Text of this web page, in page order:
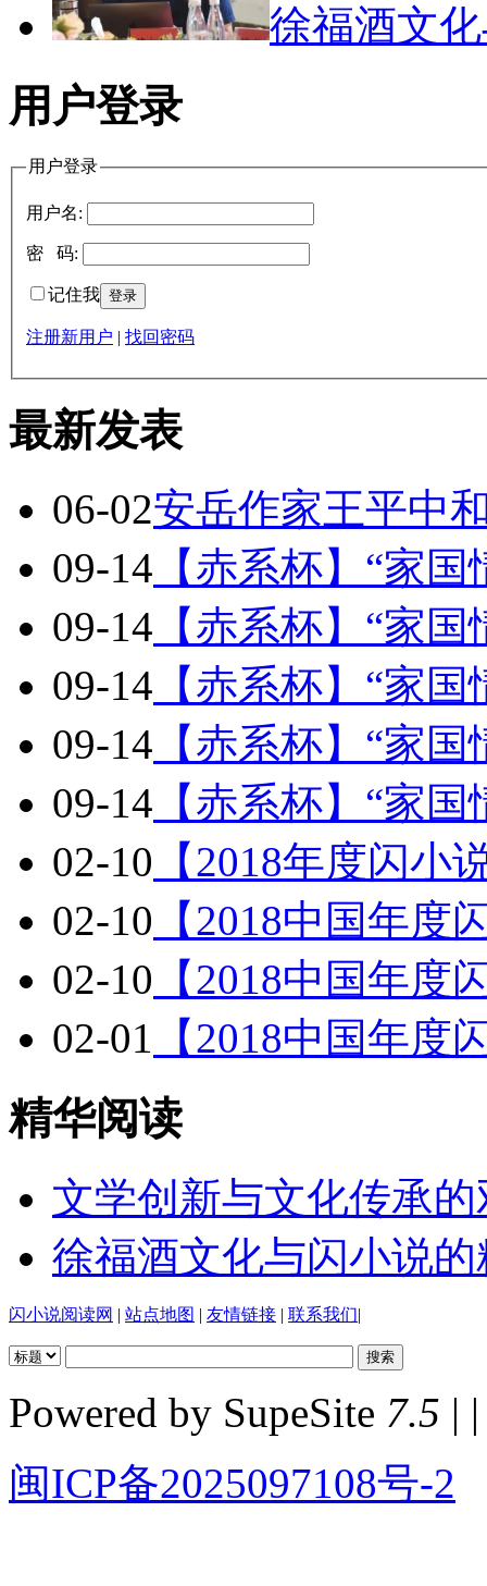
徐福酒文
用户登录
用户登录
用户名:
密 码:
记住我
注册新用户 | 找回密码
最新发表
06-02安岳作家王平中
09-14 【赤系杯】“家
09-14 【赤系杯】“家
09-14 【赤系杯】“家
09-14 【赤系杯】“家
09-14 【赤系杯】“家
02-10 【2018年度闪小
02-10 【2018中国年度
02-10 【2018中国年度
02-01 【2018中国年度
精华阅读
文学创新与文化传承
徐福酒文化与闪小说
闪小说阅读网 | 站点地图 | 友情链接 | 联系我们|
Powered by SupeSite 7.5 | |
闽ICP备2025097108号-2